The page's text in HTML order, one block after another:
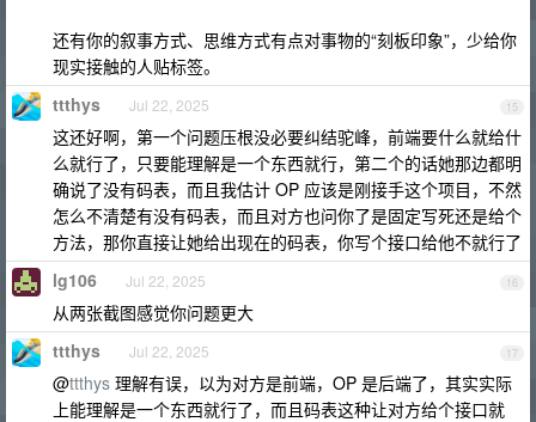
还有你的叙事方式、思维方式有点对事物的“刻板印象”，少给你
现实接触的人贴标签。
15
ttthys Jul 22, 2025
这还好啊，第一个问题压根没必要纠结驼峰，前端要什么就给什
么就行了，只要能理解是一个东西就行，第二个的话她那边都明
确说了没有码表，而且我估计 OP 应该是刚接手这个项目，不然
怎么不清楚有没有码表，而且对方也问你了是固定写死还是给个
方法，那你直接让她给出现在的码表，你写个接口给他不就行了
16
lg106 Jul 22, 2025
从两张截图感觉你问题更大
17
ttthys Jul 22, 2025
@ttthys 理解有误，以为对方是前端，OP 是后端了，其实实际
上能理解是一个东西就行了，而且码表这种让对方给个接口就